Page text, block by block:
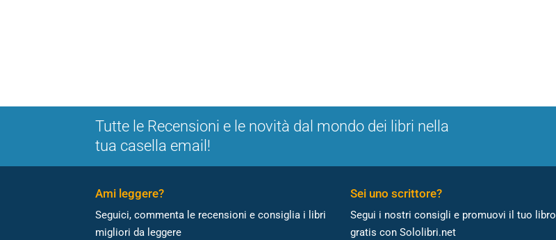
Tutte le Recensioni e le novità dal mondo dei libri nella
tua casella email!
Ami leggere?
Seguici, commenta le recensioni e consiglia i libri
migliori da leggere
Sei uno scrittore?
Segui i nostri consigli e promuovi il tuo libro
gratis con Sololibri.net